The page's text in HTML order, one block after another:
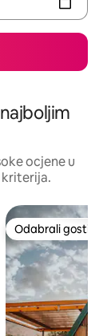
ocjene u
gosti”
Odabrali gosti
Odabrali gosti